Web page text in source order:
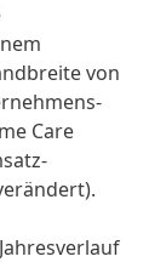
von
Care